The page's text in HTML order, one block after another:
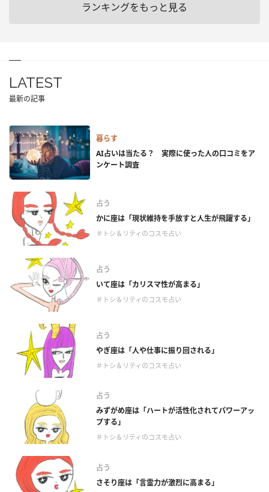
ランキングをもっと見る
LATEST
最新の記事
暮らす
AI占いは当たる？ 実際に使った人の口コミをア
ンケート調査
占う
かに座は「現状維持を手放すと人生が飛躍する」
＃トシ＆リティのコスモ占い
占う
いて座は「カリスマ性が高まる」
＃トシ＆リティのコスモ占い
占う
やぎ座は「人や仕事に振り回される」
＃トシ＆リティのコスモ占い
占う
みずがめ座は「ハートが活性化されてパワーアッ
プする」
＃トシ＆リティのコスモ占い
占う
さそり座は「言霊力が激烈に高まる」